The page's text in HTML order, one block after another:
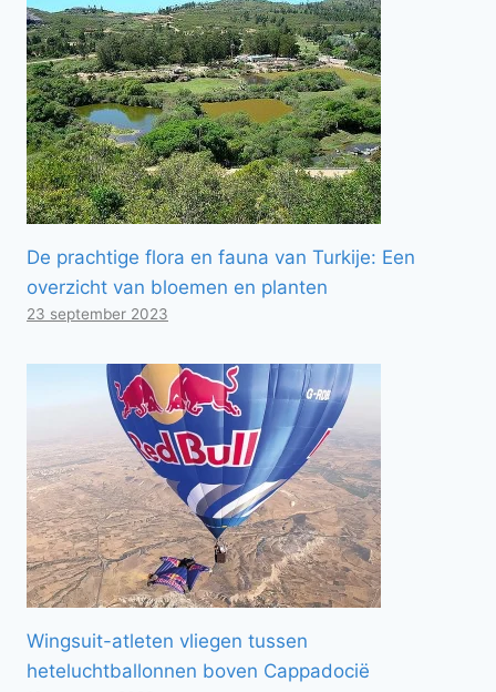
De prachtige flora en fauna van Turkije: Een
overzicht van bloemen en planten
23 september 2023
Wingsuit-atleten vliegen tussen
heteluchtballonnen boven Cappadocië